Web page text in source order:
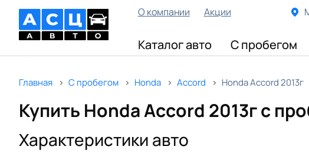
О компании Акции
Каталог авто С пробегом
Главная С пробегом Honda Accord Honda Accord 2013г
Купить Honda Accord 2013г с
Характеристики авто